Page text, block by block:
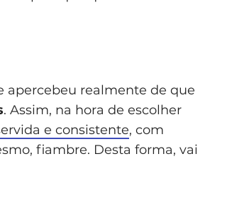
apercebeu realmente de que
. Assim, na hora de escolher
e consistente, com
fiambre. Desta forma, vai